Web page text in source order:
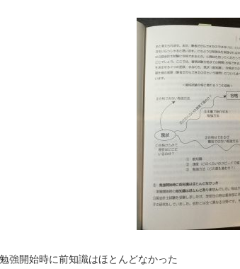
強開始時に前知識はほとんどなかった